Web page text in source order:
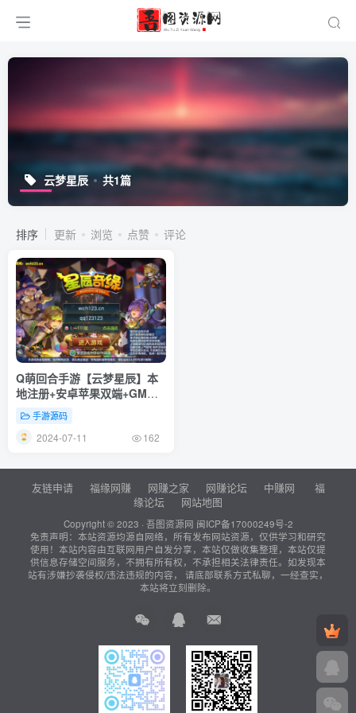
云梦星辰 共1篇
排序 更新 浏览 点赞 评论
Q萌回合手游【云梦星辰】本
地注册+安卓苹果双端+GM授
权后台+Linux一键全自动搭建
脚本+Linux手工服务端+详细
搭建教程
手游源码
2024-07-11 162
友链申请 福缘网赚 网赚之家 网赚论坛 中赚网
福
缘论坛
网站地图
Copyright © 2023 · 吾图资源网 闽ICP备17000249号-2
免责声明：本站资源均源自网络，所有发布网站资源，仅供学习和研究
使用！本站内容由互联网用户自发分享，本站仅做收集整理，本站仅提
供信息存储空间服务，不拥有所有权，不承担相关法律责任。如发现本
站有涉嫌抄袭侵权/违法违规的内容， 请底部联系方式私聊，一经查实，
本站将立刻删除。